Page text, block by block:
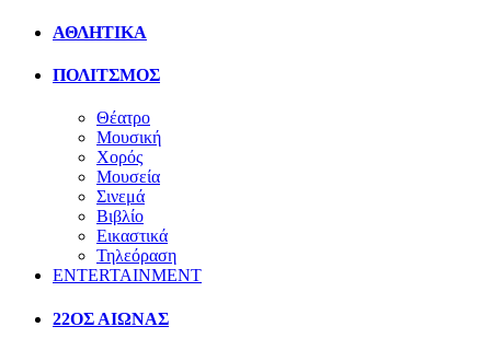
ΑΘΛΗΤΙΚΑ
ΠΟΛΙΤΣΜΟΣ
Θέατρο
Μουσική
Χορός
Μουσεία
Σινεμά
Βιβλίο
Εικαστικά
Τηλεόραση
ENTERTAINMENT
22ΟΣ ΑΙΩΝΑΣ